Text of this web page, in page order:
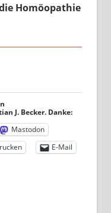
Homöopathie
J. Becker. Danke:
Mastodon
E-Mail